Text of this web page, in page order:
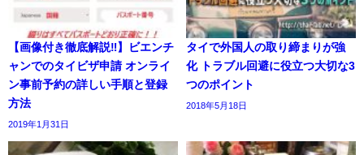
【画像付き徹底解説‼】ビエンチ
ャンでのタイビザ申請 オンライ
ン事前予約の詳しい手順と登録
方法
2019年1月31日
タイで外国人の取り締まりが強
化 トラブル回避に役立つ大切な3
つのポイント
2018年5月18日